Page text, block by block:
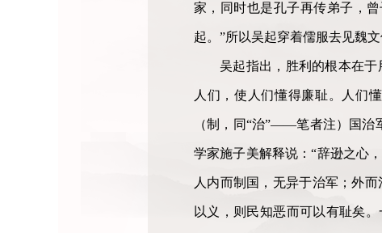
家，同时也是孔子再传弟子，
起。”所以吴起穿着儒服去见魏文
吴起指出，胜利的根本在
人们，使人们懂得廉耻。人们
（制，同“治”——笔者注）国治
学家施子美解释说：“辞逊之心
人内而制国，无异于治军；外
以义，则民知恶而可以有耻矣